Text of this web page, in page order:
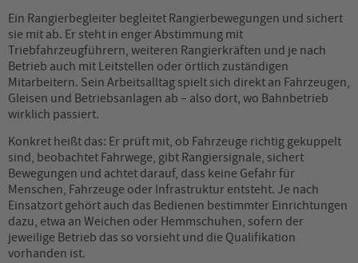
Ein Rangierbegleiter begleitet Rangierbewegungen und sichert
sie mit ab. Er steht in enger Abstimmung mit
Triebfahrzeugführern, weiteren Rangierkräften und je nach
Betrieb auch mit Leitstellen oder örtlich zuständigen
Mitarbeitern. Sein Arbeitsalltag spielt sich direkt an Fahrzeugen,
Gleisen und Betriebsanlagen ab – also dort, wo Bahnbetrieb
wirklich passiert.
Konkret heißt das: Er prüft mit, ob Fahrzeuge richtig gekuppelt
sind, beobachtet Fahrwege, gibt Rangiersignale, sichert
Bewegungen und achtet darauf, dass keine Gefahr für
Menschen, Fahrzeuge oder Infrastruktur entsteht. Je nach
Einsatzort gehört auch das Bedienen bestimmter Einrichtungen
dazu, etwa an Weichen oder Hemmschuhen, sofern der
jeweilige Betrieb das so vorsieht und die Qualifikation
vorhanden ist.